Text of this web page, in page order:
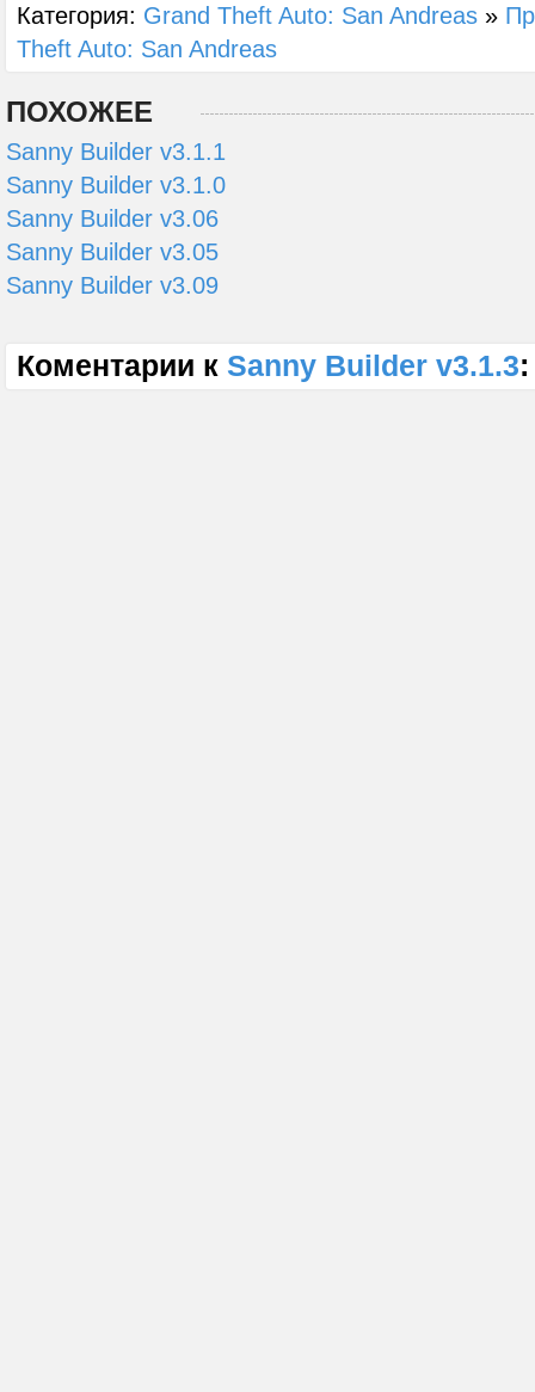
Категория: Grand Theft Auto: San Andreas »
Theft Auto: San Andreas
ПОХОЖЕЕ
Sanny Builder v3.1.1
Sanny Builder v3.1.0
Sanny Builder v3.06
Sanny Builder v3.05
Sanny Builder v3.09
Коментарии к Sanny Builder v3.1.3: